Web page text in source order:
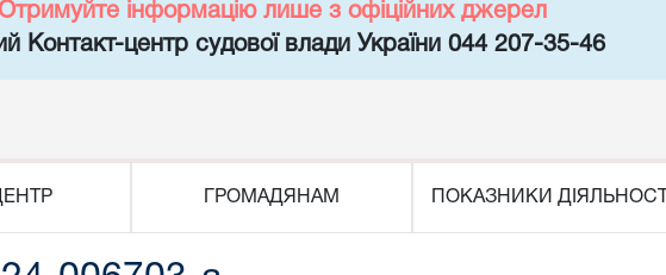
інформацію лише з офіційних джерел
Контакт-центр судової влади України 044 207-35-46
ГРОМАДЯНАМ ПОКАЗНИКИ ДІЯЛЬНОСТІ